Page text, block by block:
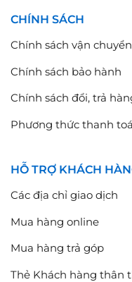
CHÍNH SÁCH
Chính sách vận chuyển
Chính sách bảo hành
Chính sách đổi, trả
Phương thức thanh
HỖ TRỢ KHÁCH
Các địa chỉ giao dịch
Mua hàng online
Mua hàng trả góp
Thẻ Khách hàng thân